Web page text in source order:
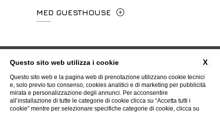
info.vf@fhhotelgroup.it
booking.vf@fhhotelgroup.it
P.Iva 00434210480
info.meh@fhhotelgroup.it
P.Iva 0043421 048 0
+39 055 660241
info.ghm@fhhotelgroup.it
booking.ghm@fhhotelgroup.it
P.Iva 00434210480
MED GUESTHOUSE
+39 055 0692847
booking.mgh@fhhotelgroup.it
P.Iva 00434210480
Lavora con Noi
Contatti Whistleblowing Accessibilità
WEBSITE BY BLASTNESS
X
Questo sito web utilizza i cookie
Questo sito web e la pagina web di prenotazione utilizzano cookie tecnici
e, solo previo tuo consenso, cookies analitici e di marketing per pubblicità
mirata e personalizzazione degli annunci. Per acconsentire
all’installazione di tutte le categorie di cookie clicca su “Accetta tutti i
cookie” mentre per selezionare specifiche categorie di cookie, clicca su